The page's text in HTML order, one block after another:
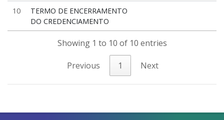
10
TERMO DE ENCERRAMENTO
DO CREDENCIAMENTO
Showing 1 to 10 of 10 entries
Previous 1 Next